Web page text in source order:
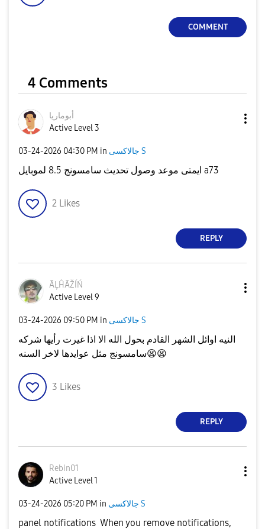
COMMENT
4 Comments
أبوماريا
Active Level 3
‎03-24-2026 04:30 PM in جالاكسى S
ايمتى موعد وصول تحديث سامسونج 8.5 لموبايل a73
2 Likes
REPLY
ÃĻĤÃŽÍŃ
Active Level 9
‎03-24-2026 09:50 PM in جالاكسى S
النيه اوائل الشهر القادم بحول الله الا اذا غيرت رأيها شركه
سامسونج مثل عوايدها لاخر السنه😫😫
3 Likes
REPLY
Rebin01
Active Level 1
‎03-24-2026 05:20 PM in جالاكسى S
panel notifications When you remove notifications,